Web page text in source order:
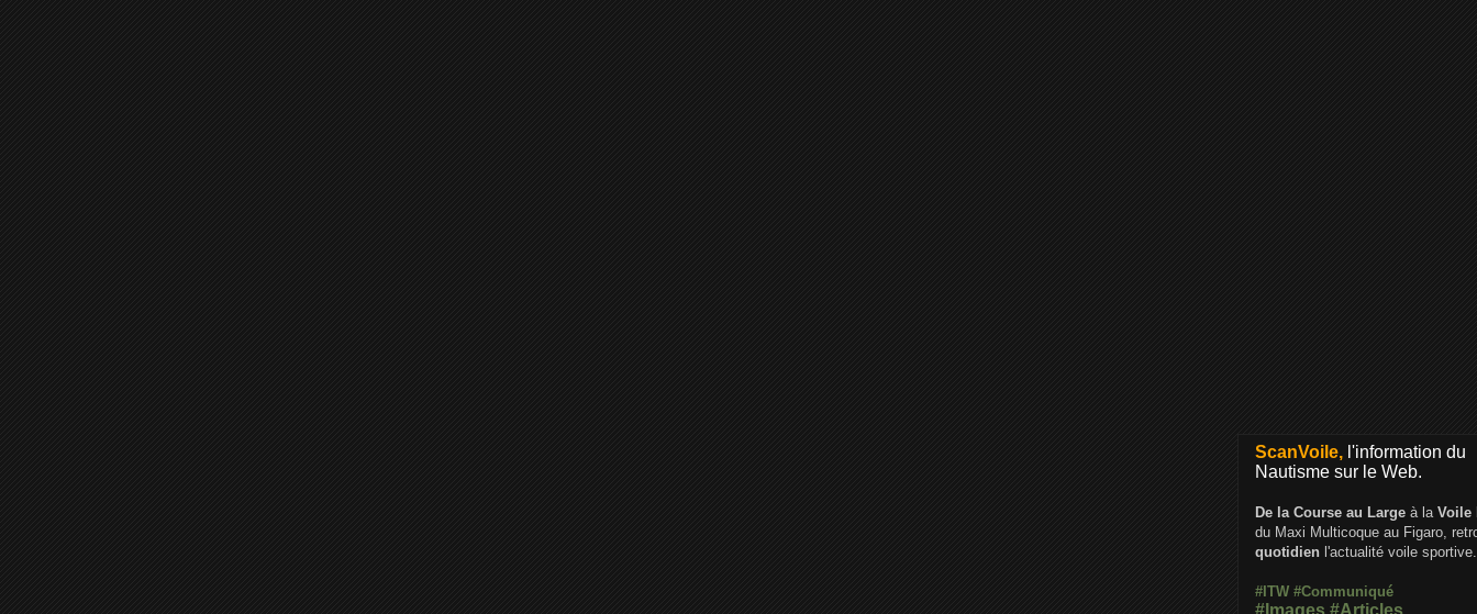
ScanVoile, l'information du
Nautisme sur le Web.
De la Course au Large à la Voile
du Maxi Multicoque au Figaro,
quotidien l'actualité voile sportive.
#ITW #Communiqué
#Images #Articles